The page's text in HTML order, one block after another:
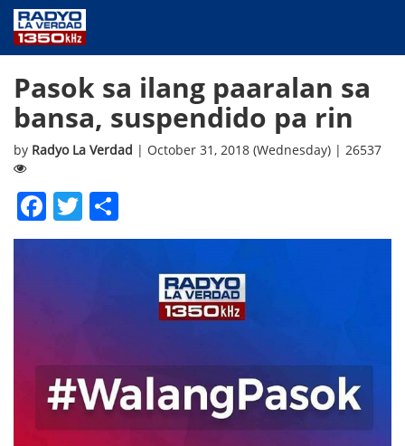
PUBLIC SERVICE
ANNOUNCEMENTS
PROGRAMS
ABOUT
CONTACT US
Pasok sa ilang paaralan sa
bansa, suspendido pa rin
by Radyo La Verdad | October 31, 2018 (Wednesday) | 26537
Facebook
Twitter